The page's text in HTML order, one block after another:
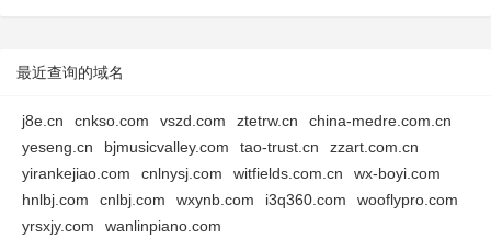
最近查询的域名
j8e.cn cnkso.com vszd.com ztetrw.cn
china-medre.com.cn
yeseng.cn
bjmusicvalley.com tao-trust.cn
zzart.com.cn
yirankejiao.com
cnlnysj.com witfields.com.cn
wx-boyi.com
hnlbj.com
cnlbj.com wxynb.com i3q360.com
wooflypro.com
yrsxjy.com
wanlinpiano.com